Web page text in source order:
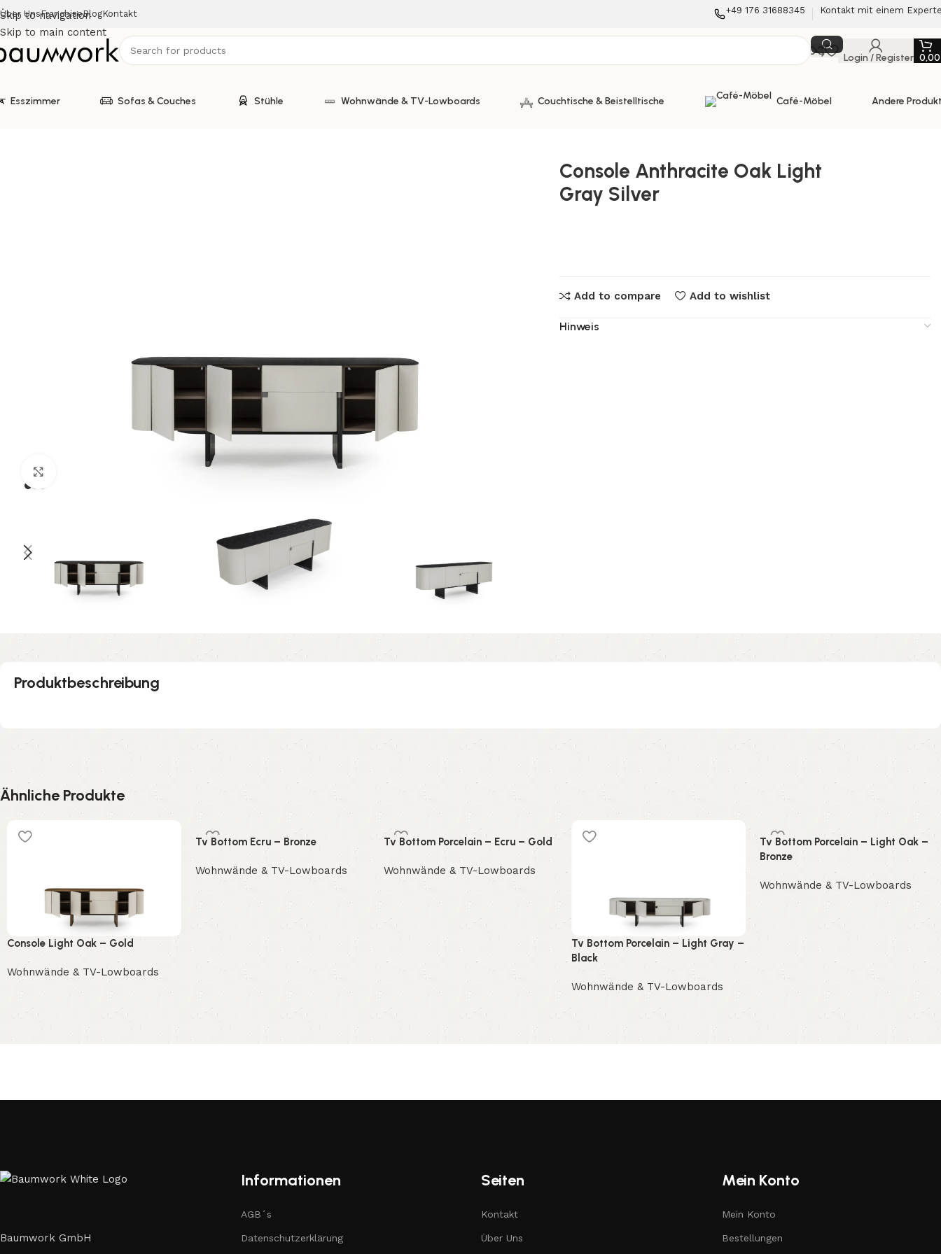
Skip to navigation
Skip to main content
Über UnsFranchiseBlogKontakt +49 176 31688345 Kontakt mit einem
Login / Register
Esszimmer Sofas & Couches Stühle Wohnwände & TV-Lowboards Couchtische & Beistelltische Café-Möbel Andere
Console Anthracite Oak Light
Gray Silver
Add to compare Add to wishlist
Hinweis
Produktbeschreibung
Ähnliche Produkte
Console Light Oak – Gold
Wohnwände & TV-Lowboards
Tv Bottom Ecru – Bronze
Wohnwände & TV-Lowboards
Tv Bottom Porcelain – Ecru – Gold
Wohnwände & TV-Lowboards
Tv Bottom Porcelain – Light Gray –
Black
Wohnwände & TV-Lowboards
Tv Bottom Porcelain – Light Oak –
Bronze
Wohnwände & TV-Lowboards
Baumwork GmbH
Informationen
AGB´s
Datenschutzerklärung
Seiten
Kontakt
Über Uns
Mein Konto
Mein Konto
Bestellungen